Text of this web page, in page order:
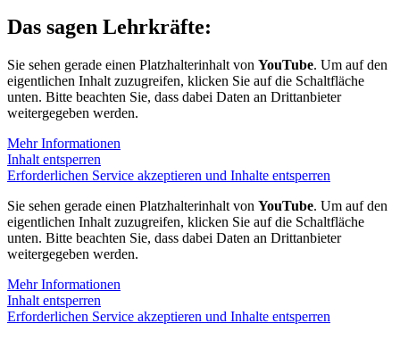
Das sagen Lehrkräfte:
Sie sehen gerade einen Platzhalterinhalt von YouTube. Um auf den
eigentlichen Inhalt zuzugreifen, klicken Sie auf die Schaltfläche
unten. Bitte beachten Sie, dass dabei Daten an Drittanbieter
weitergegeben werden.
Mehr Informationen
Inhalt entsperren
Erforderlichen Service akzeptieren und Inhalte entsperren
Sie sehen gerade einen Platzhalterinhalt von YouTube. Um auf den
eigentlichen Inhalt zuzugreifen, klicken Sie auf die Schaltfläche
unten. Bitte beachten Sie, dass dabei Daten an Drittanbieter
weitergegeben werden.
Mehr Informationen
Inhalt entsperren
Erforderlichen Service akzeptieren und Inhalte entsperren